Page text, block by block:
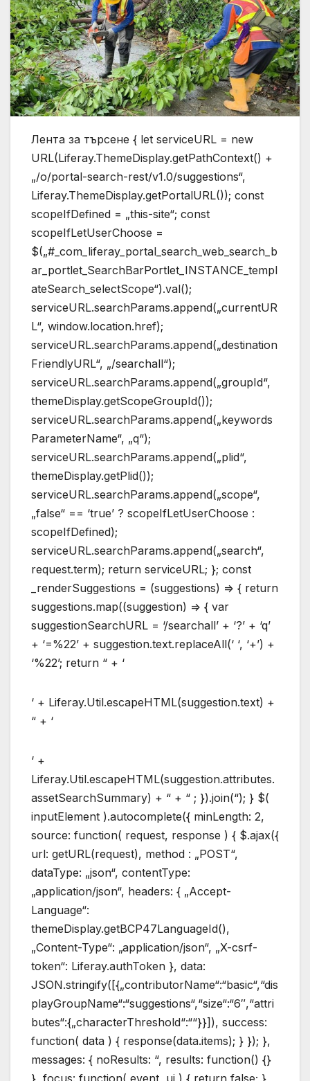
Лента за търсене { let serviceURL = new
URL(Liferay.ThemeDisplay.getPathContext() +
„/o/portal-search-rest/v1.0/suggestions“,
Liferay.ThemeDisplay.getPortalURL()); const
scopeIfDefined = „this-site“; const
scopeIfLetUserChoose =
$(„#_com_liferay_portal_search_web_search_b
ar_portlet_SearchBarPortlet_INSTANCE_templ
ateSearch_selectScope“).val();
serviceURL.searchParams.append(„currentUR
L“, window.location.href);
serviceURL.searchParams.append(„destination
FriendlyURL“, „/searchall“);
serviceURL.searchParams.append(„groupId“,
themeDisplay.getScopeGroupId());
serviceURL.searchParams.append(„keywords
ParameterName“, „q“);
serviceURL.searchParams.append(„plid“,
themeDisplay.getPlid());
serviceURL.searchParams.append(„scope“,
„false“ == ‘true’ ? scopeIfLetUserChoose :
scopeIfDefined);
serviceURL.searchParams.append(„search“,
request.term); return serviceURL; }; const
_renderSuggestions = (suggestions) => { return
suggestions.map((suggestion) => { var
suggestionSearchURL = ‘/searchall’ + ‘?’ + ‘q’
+ ‘=%22’ + suggestion.text.replaceAll(‘ ‘, ‘+’) +
‘%22’; return “ + ‘
‘ + Liferay.Util.escapeHTML(suggestion.text) +
“ + ‘
‘ +
Liferay.Util.escapeHTML(suggestion.attributes.
assetSearchSummary) + “ + “ ; }).join(“); } $(
inputElement ).autocomplete({ minLength: 2,
source: function( request, response ) { $.ajax({
url: getURL(request), method : „POST“,
dataType: „json“, contentType:
„application/json“, headers: { „Accept-
Language“:
themeDisplay.getBCP47LanguageId(),
„Content-Type“: „application/json“, „X-csrf-
token“: Liferay.authToken }, data:
JSON.stringify([{„contributorName“:“basic“,“dis
playGroupName“:“suggestions“,“size“:“6″,“attri
butes“:{„characterThreshold“:““}}]), success:
function( data ) { response(data.items); } }); },
messages: { noResults: “, results: function() {}